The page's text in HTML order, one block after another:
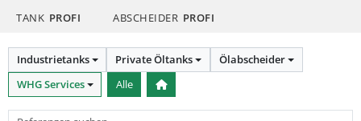
TANK PROFI ABSCHEIDER PROFI
Industrietanks Private Öltanks
Ölabscheider
WHG Services
Alle